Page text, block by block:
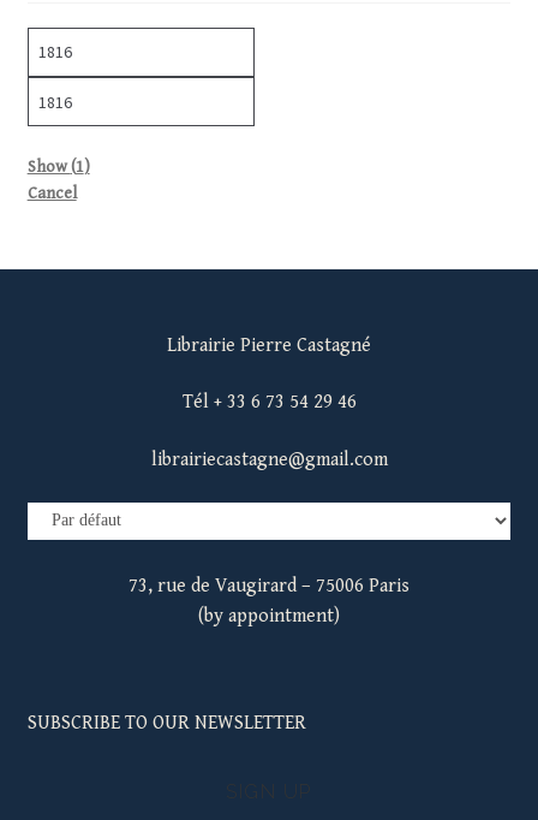
Show(1)
Cancel
Librairie Pierre Castagné
Tél + 33 6 73 54 29 46
librairiecastagne@gmail.com
73, rue de Vaugirard – 75006 Paris
(by appointment)
SUBSCRIBE TO OUR NEWSLETTER
SIGN UP